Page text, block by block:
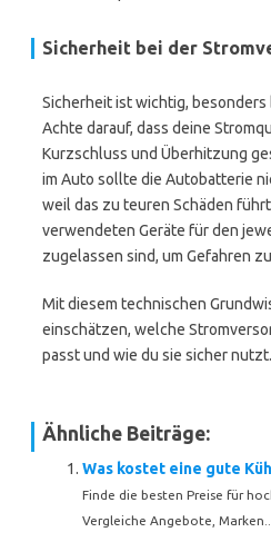
Sicherheit bei der
Sicherheit ist wichtig,
Achte darauf, dass deine
Kurzschluss und Überhitzung
im Auto sollte die Autobatterie
weil das zu teuren Schäden
verwendeten Geräte für den
zugelassen sind, um Gefahren
Mit diesem technischen
einschätzen, welche
passt und wie du sie sicher nutzt.
Ähnliche Beiträge:
Was kostet eine gute
Finde die besten Preise für
Vergleiche Angebote, Marken...